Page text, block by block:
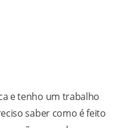
e tenho um trabalho
saber como é feito